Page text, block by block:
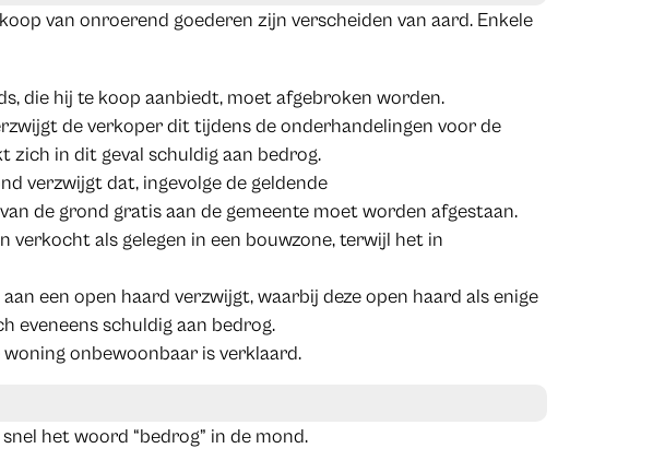
van onroerend goederen zijn verscheiden van aard. Enkele
die hij te koop aanbiedt, moet afgebroken worden.
de verkoper dit tijdens de onderhandelingen voor de
zich in dit geval schuldig aan bedrog.
verzwijgt dat, ingevolge de geldende
de grond gratis aan de gemeente moet worden afgestaan.
verkocht als gelegen in een bouwzone, terwijl het in
een open haard verzwijgt, waarbij deze open haard als enige
eveneens schuldig aan bedrog.
onbewoonbaar is verklaard.
het woord “bedrog” in de mond.